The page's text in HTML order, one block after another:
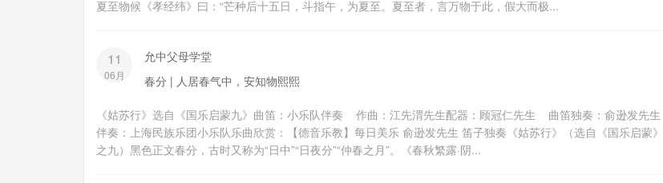
夏至物候《孝经纬》曰：“芒种后十五日，斗指午，为夏至。夏至者，言万物于此，假大而极...
11
06月
允中父母学堂
春分 | 人居春气中，安知物熙熙
《姑苏行》选自《国乐启蒙九》曲笛：小乐队伴奏 作曲：江先渭先生配器：顾冠仁先生 曲笛独奏：俞逊发先生
伴奏：上海民族乐团小乐队乐曲欣赏：【德音乐教】每日美乐 俞逊发先生 笛子独奏《姑苏行》（选自《国乐启蒙》
之九）黑色正文春分，古时又称为“日中”“日夜分”“仲春之月”。《春秋繁露·阴...